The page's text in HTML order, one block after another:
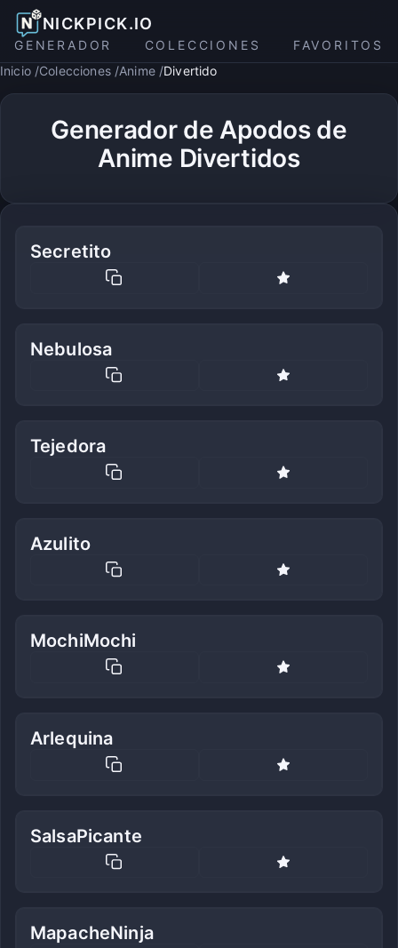
NICKPICK.IO
GENERADOR COLECCIONES
FAVORITOS
Inicio Colecciones Anime Divertido
Generador de Apodos de
Anime Divertidos
Secretito
Nebulosa
Tejedora
Azulito
MochiMochi
Arlequina
SalsaPicante
MapacheNinja